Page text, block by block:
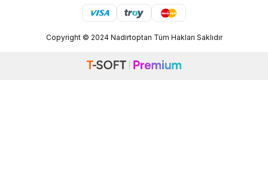
Copyright © 2024 Nadirtoptan Tüm Hakları Saklıdır